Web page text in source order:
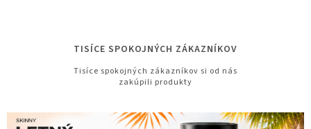
TISÍCE SPOKOJNÝCH ZÁKAZNÍKOV
Tisíce spokojných zákazníkov si od nás
zakúpili produkty